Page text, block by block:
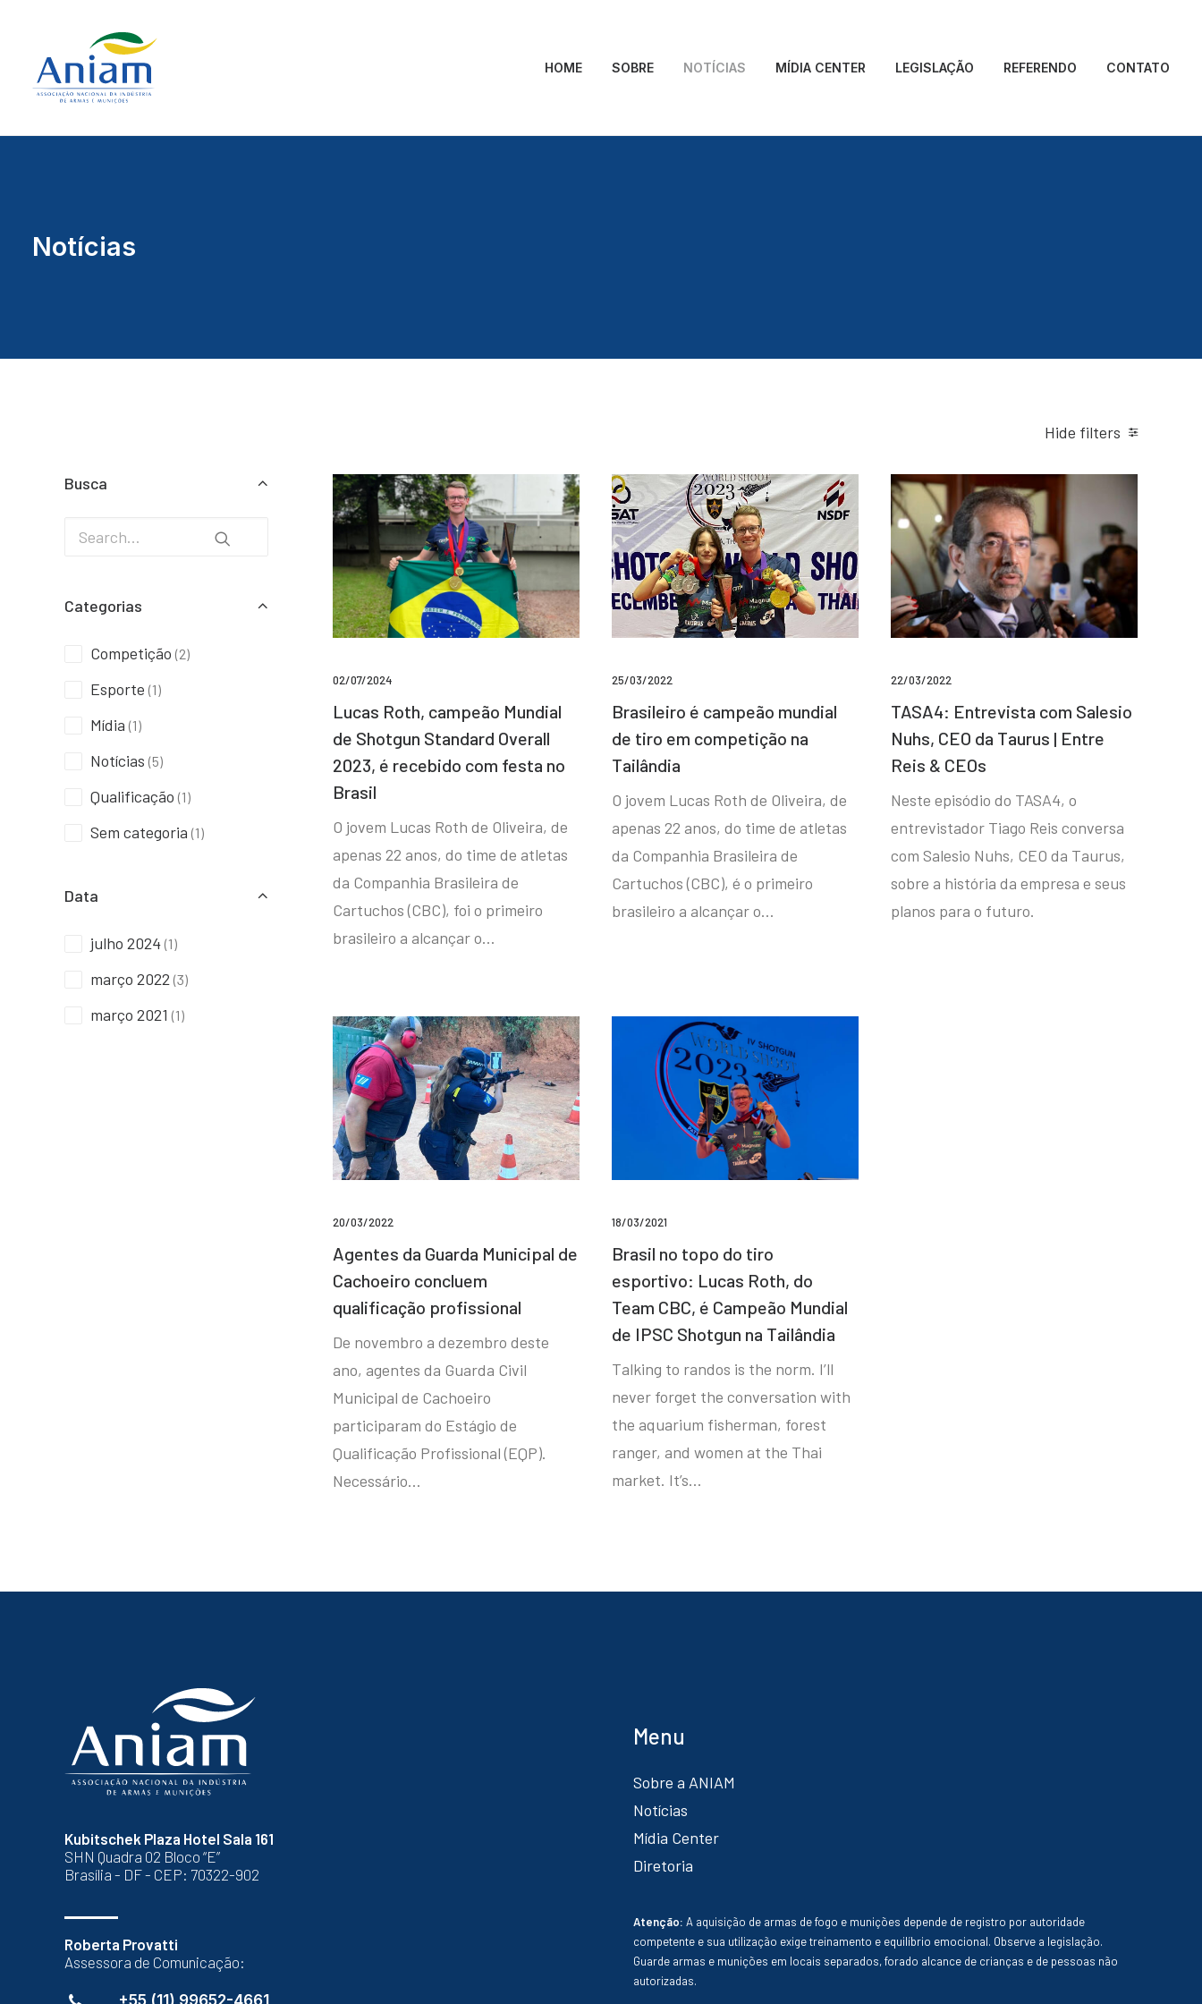
HOME SOBRE NOTÍCIAS MÍDIA CENTER LEGISLAÇÃO REFERENDO CONTATO
Notícias
Hide filters
Busca
Categorias
Competição (2)
Esporte (1)
Mídia (1)
Notícias (5)
Qualificação (1)
Sem categoria (1)
Data
julho 2024 (1)
março 2022 (3)
março 2021 (1)
02/07/2024
Lucas Roth, campeão Mundial
de Shotgun Standard Overall
2023, é recebido com festa no
Brasil
O jovem Lucas Roth de Oliveira, de
apenas 22 anos, do time de atletas
da Companhia Brasileira de
Cartuchos (CBC), foi o primeiro
brasileiro a alcançar o…
25/03/2022
Brasileiro é campeão mundial
de tiro em competição na
Tailândia
O jovem Lucas Roth de Oliveira, de
apenas 22 anos, do time de atletas
da Companhia Brasileira de
Cartuchos (CBC), é o primeiro
brasileiro a alcançar o…
22/03/2022
TASA4: Entrevista com Salesio
Nuhs, CEO da Taurus | Entre
Reis & CEOs
Neste episódio do TASA4, o
entrevistador Tiago Reis conversa
com Salesio Nuhs, CEO da Taurus,
sobre a história da empresa e seus
planos para o futuro.
20/03/2022
Agentes da Guarda Municipal de
Cachoeiro concluem
qualificação profissional
De novembro a dezembro deste
ano, agentes da Guarda Civil
Municipal de Cachoeiro
participaram do Estágio de
Qualificação Profissional (EQP).
Necessário…
18/03/2021
Brasil no topo do tiro
esportivo: Lucas Roth, do
Team CBC, é Campeão Mundial
de IPSC Shotgun na Tailândia
Talking to randos is the norm. I’ll
never forget the conversation with
the aquarium fisherman, forest
ranger, and women at the Thai
market. It’s…
Kubitschek Plaza Hotel Sala 161
SHN Quadra 02 Bloco “E”
Brasília - DF - CEP: 70322-902
Roberta Provatti
Assessora de Comunicação:
+55 (11) 99652-4661
Menu
Sobre a ANIAM
Notícias
Mídia Center
Diretoria
Atenção: A aquisição de armas de fogo e munições depende de registro por autoridade
competente e sua utilização exige treinamento e equilíbrio emocional. Observe a legislação.
Guarde armas e munições em locais separados, forado alcance de crianças e de pessoas não
autorizadas.